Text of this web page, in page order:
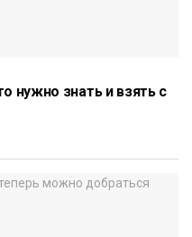
нужно знать и взять с